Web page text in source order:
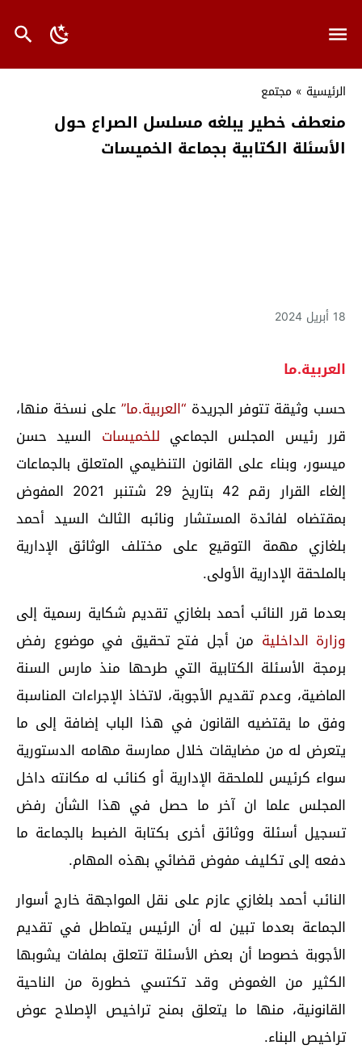
الرئيسية » مجتمع
منعطف خطير يبلغه مسلسل الصراع حول
الأسئلة الكتابية بجماعة الخميسات
18 أبريل 2024
العربية.ما
حسب وثيقة تتوفر الجريدة “العربية.ما”على نسخة منها،
قرر رئيس المجلس الجماعي للخميسات السيد حسن
ميسور، وبناء على القانون التنظيمي المتعلق بالجماعات
إلغاء القرار رقم 42 بتاريخ 29 شتنبر 2021 المفوض
بمقتضاه لفائدة المستشار ونائبه الثالث السيد أحمد
بلغازي مهمة التوقيع على مختلف الوثائق الإدارية
بالملحقة الإدارية الأولى.
بعدما قرر النائب أحمد بلغازي تقديم شكاية رسمية إلى
وزارة الداخلية من أجل فتح تحقيق في موضوع رفض
برمجة الأسئلة الكتابية التي طرحها منذ مارس السنة
الماضية، وعدم تقديم الأجوبة، لاتخاذ الإجراءات المناسبة
وفق ما يقتضيه القانون في هذا الباب إضافة إلى ما
يتعرض له من مضايقات خلال ممارسة مهامه الدستورية
سواء كرئيس للملحقة الإدارية أو كنائب له مكانته داخل
المجلس علما ان آخر ما حصل في هذا الشأن رفض
تسجيل أسئلة ووثائق أخرى بكتابة الضبط بالجماعة ما
دفعه إلى تكليف مفوض قضائي بهذه المهام.
النائب أحمد بلغازي عازم على نقل المواجهة خارج أسوار
الجماعة بعدما تبين له أن الرئيس يتماطل في تقديم
الأجوبة خصوصا أن بعض الأسئلة تتعلق بملفات يشوبها
الكثير من الغموض وقد تكتسي خطورة من الناحية
القانونية، منها ما يتعلق بمنح تراخيص الإصلاح عوض
تراخيص البناء.